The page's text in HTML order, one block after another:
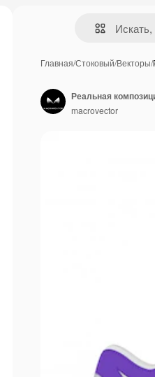
Главная/Стоковый/Векторы/
macrovector